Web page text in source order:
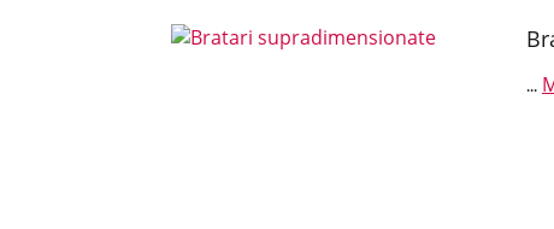
...